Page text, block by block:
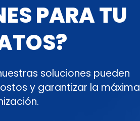
PARA TU
soluciones pueden
y garantizar la máxima